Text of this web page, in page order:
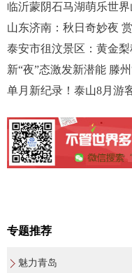
临沂蒙阴石马湖萌乐世
山东济南：秋日奇妙夜
泰安市徂汶景区：黄金梨
新“夜”态激发新潜能 滕
单月新纪录！泰山8月游
专题推荐
魅力青岛